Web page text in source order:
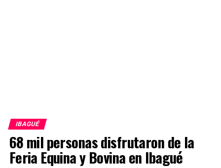
IBAGUÉ
68 mil personas disfrutaron de la
Feria Equina y Bovina en Ibagué